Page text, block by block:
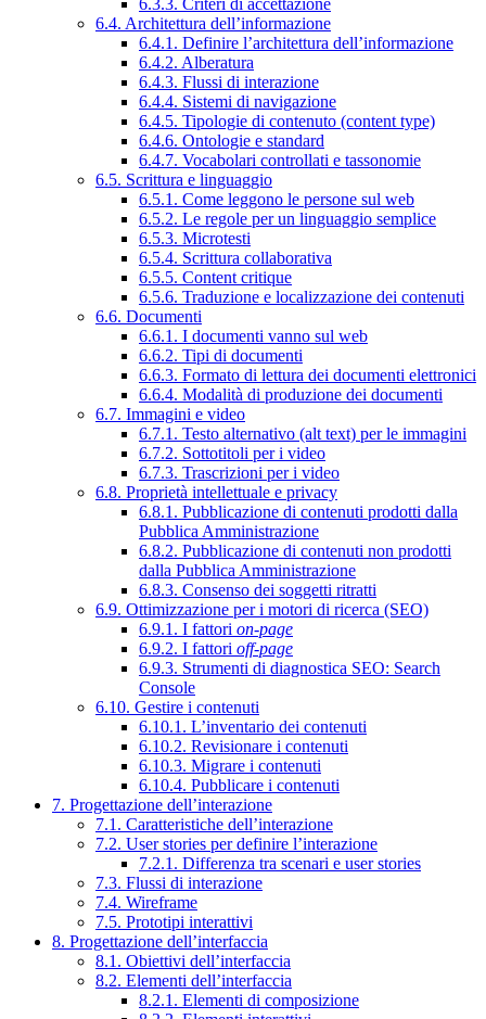
6.4. Architettura dell’informazione
6.4.1. Definire l’architettura dell’informazione
6.4.2. Alberatura
6.4.3. Flussi di interazione
6.4.4. Sistemi di navigazione
6.4.5. Tipologie di contenuto (content type)
6.4.6. Ontologie e standard
6.4.7. Vocabolari controllati e tassonomie
6.5. Scrittura e linguaggio
6.5.1. Come leggono le persone sul web
6.5.2. Le regole per un linguaggio semplice
6.5.3. Microtesti
6.5.4. Scrittura collaborativa
6.5.5. Content critique
6.5.6. Traduzione e localizzazione dei contenuti
6.6. Documenti
6.6.1. I documenti vanno sul web
6.6.2. Tipi di documenti
6.6.3. Formato di lettura dei documenti elettronici
6.6.4. Modalità di produzione dei documenti
6.7. Immagini e video
6.7.1. Testo alternativo (alt text) per le immagini
6.7.2. Sottotitoli per i video
6.7.3. Trascrizioni per i video
6.8. Proprietà intellettuale e privacy
6.8.1. Pubblicazione di contenuti prodotti dalla
Pubblica Amministrazione
6.8.2. Pubblicazione di contenuti non prodotti
dalla Pubblica Amministrazione
6.8.3. Consenso dei soggetti ritratti
6.9. Ottimizzazione per i motori di ricerca (SEO)
6.9.1. I fattori on-page
6.9.2. I fattori off-page
6.9.3. Strumenti di diagnostica SEO: Search
Console
6.10. Gestire i contenuti
6.10.1. L’inventario dei contenuti
6.10.2. Revisionare i contenuti
6.10.3. Migrare i contenuti
6.10.4. Pubblicare i contenuti
7. Progettazione dell’interazione
7.1. Caratteristiche dell’interazione
7.2. User stories per definire l’interazione
7.2.1. Differenza tra scenari e user stories
7.3. Flussi di interazione
7.4. Wireframe
7.5. Prototipi interattivi
8. Progettazione dell’interfaccia
8.1. Obiettivi dell’interfaccia
8.2. Elementi dell’interfaccia
8.2.1. Elementi di composizione